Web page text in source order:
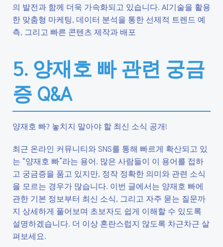
의 발전과 함께 더욱 가속화되고 있습니다. AI기술을 활용
한 맞춤형 마케팅, 데이터 분석을 통한 선제적 트렌드 예
측, 그리고 빠른 콘텐츠 제작과 배포
5. 양재호 빠 관련 궁금
증 Q&A
양재호 빠? 놓치지 말아야 할 최신 소식 공개!
최근 온라인 커뮤니티와 SNS를 통해 빠르게 확산되고 있
는 “양재호 빠”라는 용어. 많은 사람들이 이 용어를 접하
고 궁금증을 품고 있지만, 정작 정확한 의미와 관련 소식
을 모르는 경우가 많습니다. 이번 글에서는 양재호 빠에
관한 기본 정보부터 최신 소식, 그리고 자주 묻는 질문까
지 상세하게 풀어보며 초보자도 쉽게 이해할 수 있도록
설명하겠습니다. 더 이상 혼란스럽지 않도록 차근차근 살
펴보세요.